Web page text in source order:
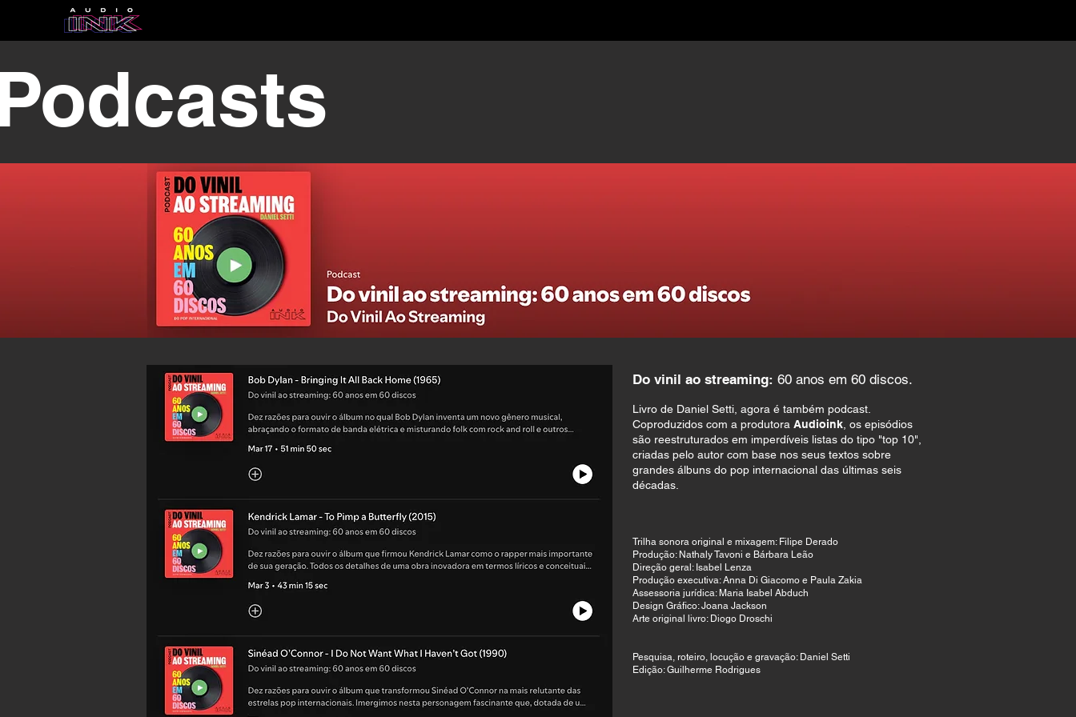
Do vinil ao streaming: 60 anos em 60 discos.
Livro de Daniel Setti, agora é também podcast.
Coproduzidos com a produtora Audioink , os episódios
são reestruturados em imperdíveis listas do tipo "top 10",
criadas pelo autor com base nos seus textos sobre
grandes álbuns do pop internacional das últimas seis
décadas.
Trilha sonora original e mixagem: Filipe Derado
Produção: Nathaly Tavoni e Bárbara Leão
Direção geral: Isabel Lenza
Produção executiva: Anna Di Giacomo e Paula Zakia
Assessoria jurídica: Maria Isabel Abduch
Design Gráfico: Joana Jackson
Arte original livro: Diogo Droschi
Pesquisa, roteiro, locução e gravação: Daniel Setti
Edição: Guilherme Rodrigues